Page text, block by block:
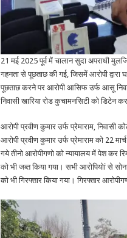
21 मई 2025 पूर्व में चालान सुदा अपराधी
गहनता से पूछताछ की गई, जिसमें आरोपी द्वारा
पूछताछ करने पर आरोपी आसिफ उर्फ आसू
निवासी खारिया रोड कुचामनसिटी को डिटेन
आरोपी प्रवीण कुमार उर्फ प्रेमाराम, निवासी
आरोपी प्रवीण कुमार उर्फ प्रेमाराम को 22
गये तीनो आरोपीगणो को न्यायालय में पेश कर
को भी जब्त किया गया। सभी आरोपियोां से
को भी गिरफ्तार किया गया। गिरफ्तार